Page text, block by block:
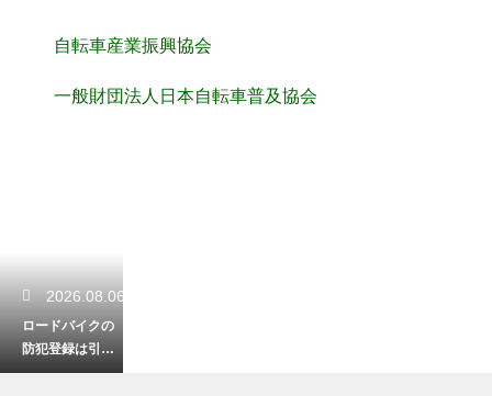
自転車産業振興協会
一般財団法人日本自転車普及協会
2026.08.06
ロードバイクの
防犯登録は引っ
越しの時に手続